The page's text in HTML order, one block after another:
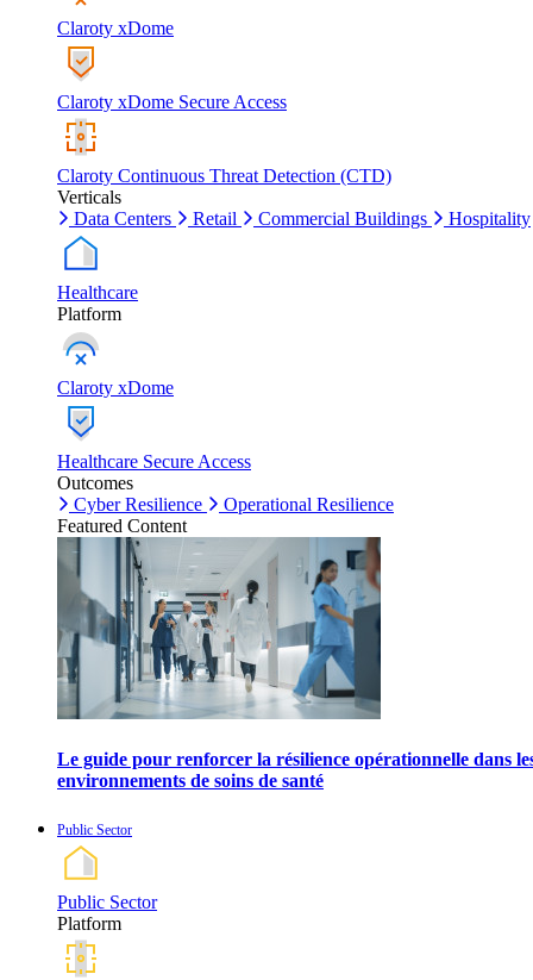
Claroty xDome
Claroty xDome Secure Access
Claroty Continuous Threat Detection (CTD)
Verticals
Data Centers
Retail Commercial Buildings Hospitality
Healthcare
Platform
Claroty xDome
Healthcare Secure Access
Outcomes
Cyber Resilience
Operational Resilience
Featured Content
Le guide pour renforcer la résilience opérationnelle dans
environnements de soins de santé
Public Sector
Public Sector
Platform